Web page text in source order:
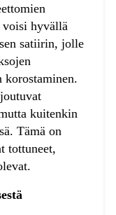
voisi hyvällä
satiirin, jolle
korostaminen.
kuitenkin
Tämä on
tottuneet,